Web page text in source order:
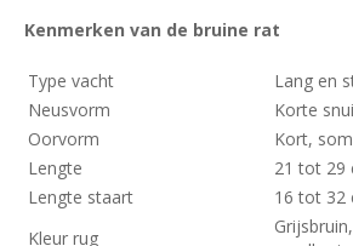
Kenmerken van de bruine rat
Kenmerken
van
een
bruine
rat
Type vacht
Lang en
Neusvorm
Korte
Oorvorm
Kort,
Lengte
21 tot 29
Lengte staart
16 tot 32
Kleur rug